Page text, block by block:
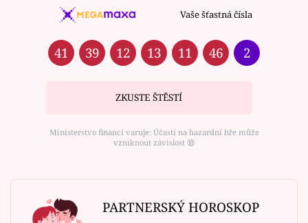
Vaše šťastná čísla
41 39 12 13 11 46 2
ZKUSTE ŠTĚSTÍ
Ministerstvo financí varuje: Účastí na hazardní hře může
vzniknout závislost ⑱
PARTNERSKÝ HOROSKOP